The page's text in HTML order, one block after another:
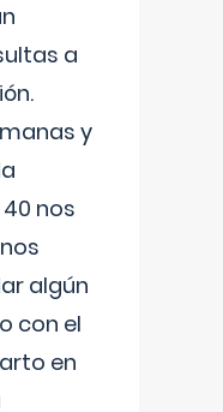
a
y
nos
algún
con el
en